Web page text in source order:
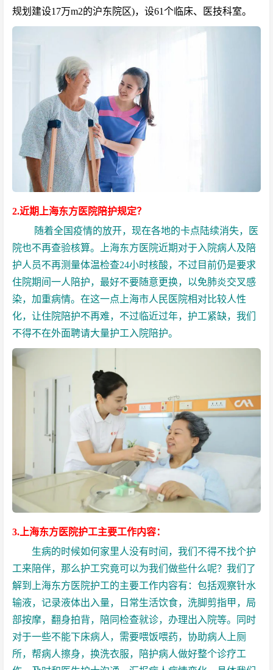
规划建设17万m2的沪东院区)，设61个临床、医技科室。
2.近期上海东方医院陪护规定？
随着全国疫情的放开，现在各地的卡点陆续消失，医
院也不再查验核算。上海东方医院近期对于入院病人及陪
护人员不再测量体温检查24小时核酸，不过目前仍是要求
住院期间一人陪护，最好不要随意更换，以免肺炎交叉感
染，加重病情。在这一点上海市人民医院相对比较人性
化，让住院陪护不再难，不过临近过年，护工紧缺，我们
不得不在外面聘请大量护工入院陪护。
3.上海东方医院护工主要工作内容：
生病的时候如何家里人没有时间，我们不得不找个护
工来陪伴，那么护工究竟可以为我们做些什么呢？我们了
解到上海东方医院护工的主要工作内容有：包括观察针水
输液，记录液体出入量，日常生活饮食，洗脚剪指甲，局
部按摩，翻身拍背，陪同检查就诊，办理出入院等。同时
对于一些不能下床病人，需要喂饭喂药，协助病人上厕
所，帮病人擦身，换洗衣服，
陪护病人做好整个诊疗工